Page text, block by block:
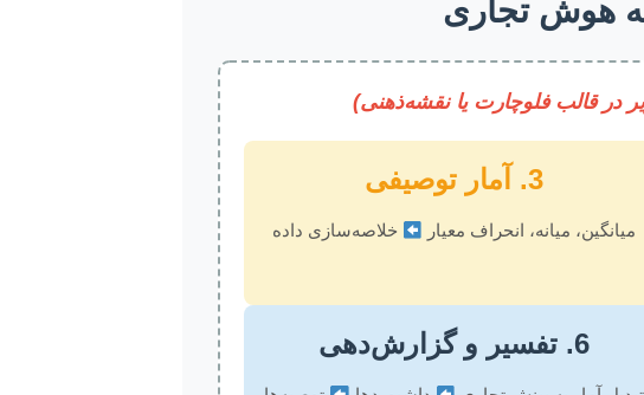
هوش تجاری
در قالب فلوچارت یا نقشه‌ذهنی)
3. آمار توصیفی
میانگین، میانه، انحراف معیار خلاصه‌سازی داده
6. تفسیر و گزارش‌دهی